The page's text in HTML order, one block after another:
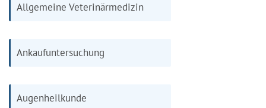
Allgemeine Veterinärmedizin
Ankaufuntersuchung
Augenheilkunde